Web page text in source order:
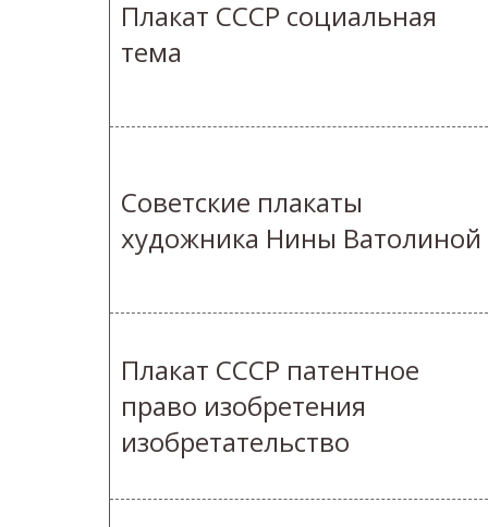
Плакат СССР социальная
тема
Советские плакаты
художника Нины Ватолиной
Плакат СССР патентное
право изобретения
изобретательство